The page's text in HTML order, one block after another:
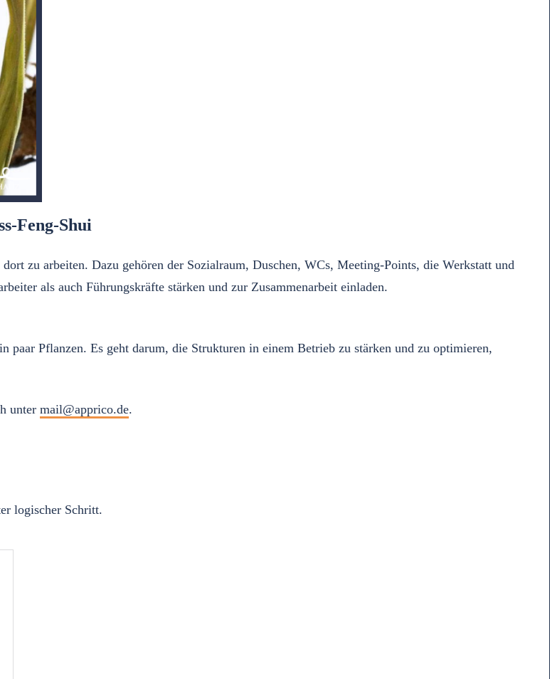
Feng-Shui
zu arbeiten. Dazu gehören der Sozialraum, Duschen, WCs, Meeting-Points, die Werkstatt und
als auch Führungskräfte stärken und zur Zusammenarbeit einladen.
paar Pflanzen. Es geht darum, die Strukturen in einem Betrieb zu stärken und zu optimieren,
unter mail@apprico.de.
logischer Schritt.